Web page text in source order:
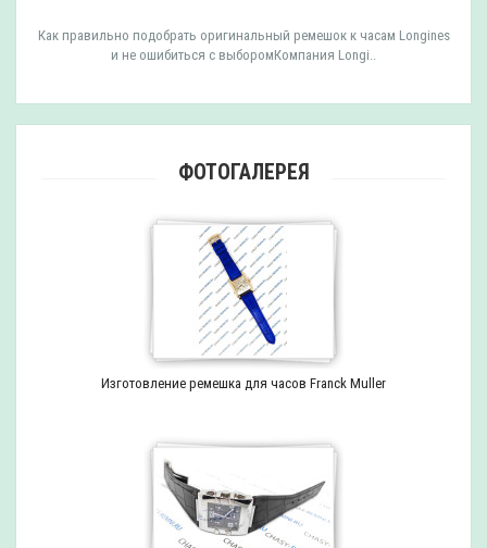
Как правильно подобрать оригинальный ремешок к часам Longines
и не ошибиться с выборомКомпания Longi..
ФОТОГАЛЕРЕЯ
Изготовление ремешка для часов Franck Muller